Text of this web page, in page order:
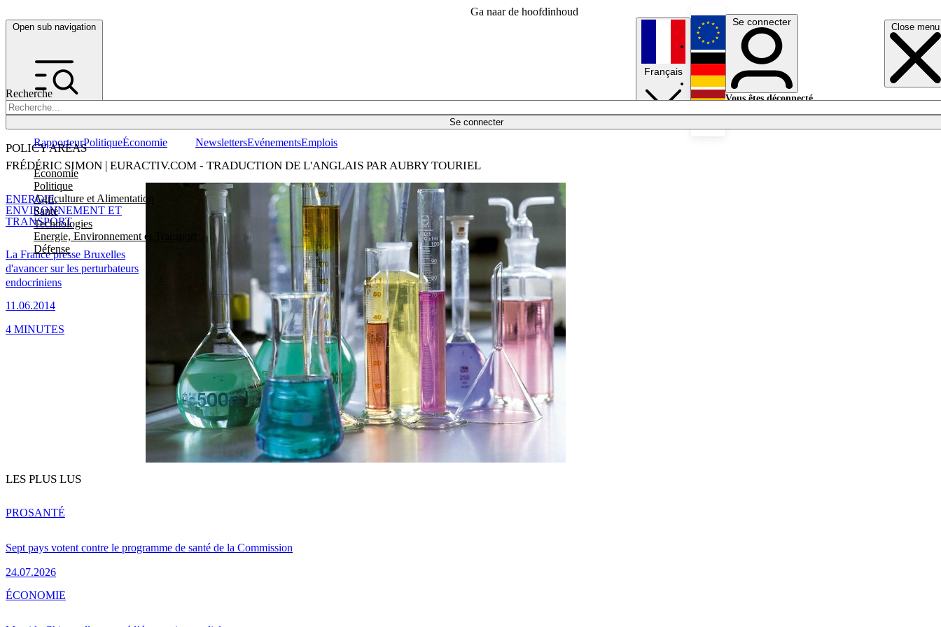
Ga naar de hoofdinhoud
Open sub navigation Close menu
Recherche
Se connecter
POLICY AREAS
Economie
Politique
Agriculture et Alimentation
Santé
Technologies
Energie, Environnement et Transport
Défense
RapporteurPolitiqueÉconomie NewslettersEvénementsEmplois
Français
English
Deutsch
Se connecter
Vous êtes déconnecté.
FRÉDÉRIC SIMON | EURACTIV.COM - TRADUCTION DE L'ANGLAIS PAR AUBRY TOURIEL
La France presse Bruxelles
d'avancer sur les perturbateurs
endocriniens
11.06.2014
ENERGIE,
ENVIRONNEMENT ET
TRANSPORT
4 MINUTES
LES PLUS LUS
Sept pays votent contre le programme de santé de la Commission
24.07.2026
PROSANTÉ
ÉCONOMIE